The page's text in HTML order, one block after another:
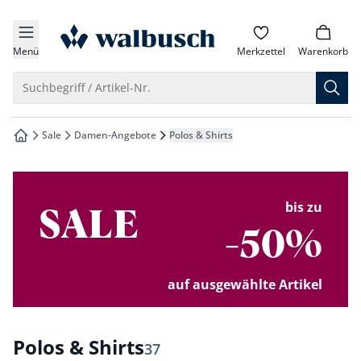
springen
springen
springen
springen
Menü zur Startseite Merkzettel Warenkorb
Suchbegriff / Artikel-Nr.
zur Startseite
Sale Damen-Angebote Polos & Shirts
SALE bis zu
-50%
auf ausgewählte Artikel
Polos & ShirtsErgebnisse
37